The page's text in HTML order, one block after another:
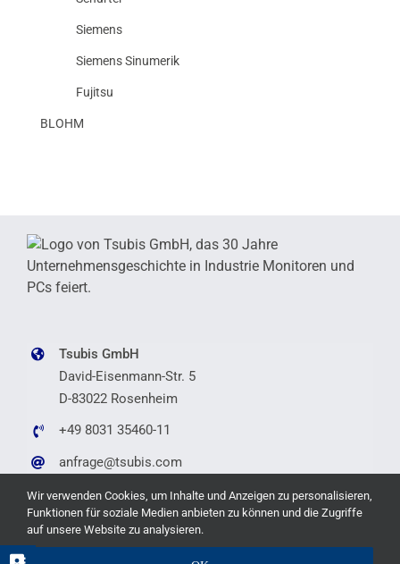
Siemens
Siemens Sinumerik
Fujitsu
BLOHM
Tsubis GmbH
David-Eisenmann-Str. 5
D-83022 Rosenheim
+49 8031 35460-11
anfrage@tsubis.com
Imprint
Wir verwenden Cookies, um Inhalte und Anzeigen zu personalisieren,
Funktionen für soziale Medien anbieten zu können und die Zugriffe
auf unsere Website zu analysieren.